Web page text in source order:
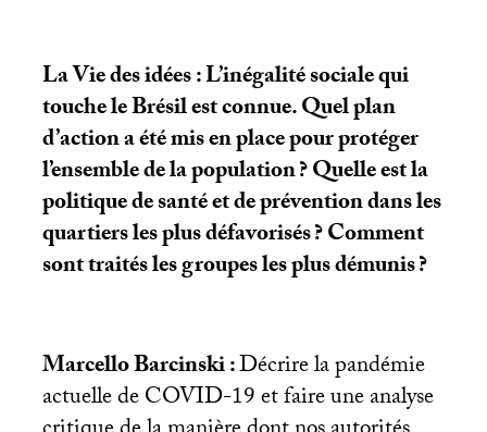
La Vie des idées : L’inégalité sociale qui
touche le Brésil est connue. Quel plan
d’action a été mis en place pour protéger
l’ensemble de la population? Quelle est la
politique de santé et de prévention dans les
quartiers les plus défavorisés? Comment
sont traités les groupes les plus démunis?
Marcello Barcinski :Décrire la pandémie
actuelle deCOVID-19 et faire une analyse